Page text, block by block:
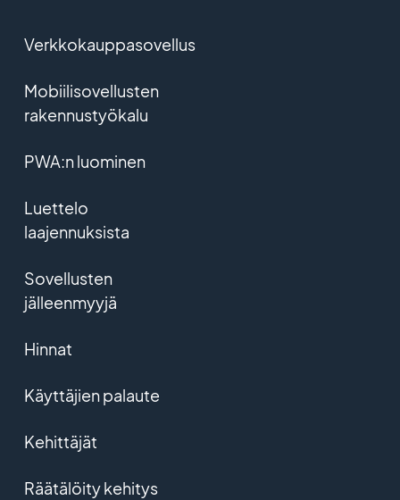
Verkkokauppasovellus
Mobiilisovellusten
rakennustyökalu
PWA:n luominen
Luettelo
laajennuksista
Sovellusten
jälleenmyyjä
Hinnat
Käyttäjien palaute
Kehittäjät
Räätälöity kehitys